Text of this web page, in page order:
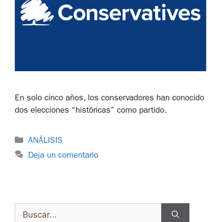
En solo cinco años, los conservadores han conocido
dos elecciones “históricas” como partido.
ANÁLISIS
Deja un comentario